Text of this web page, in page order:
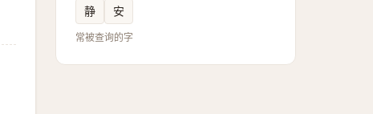
静 安
常被查询的字